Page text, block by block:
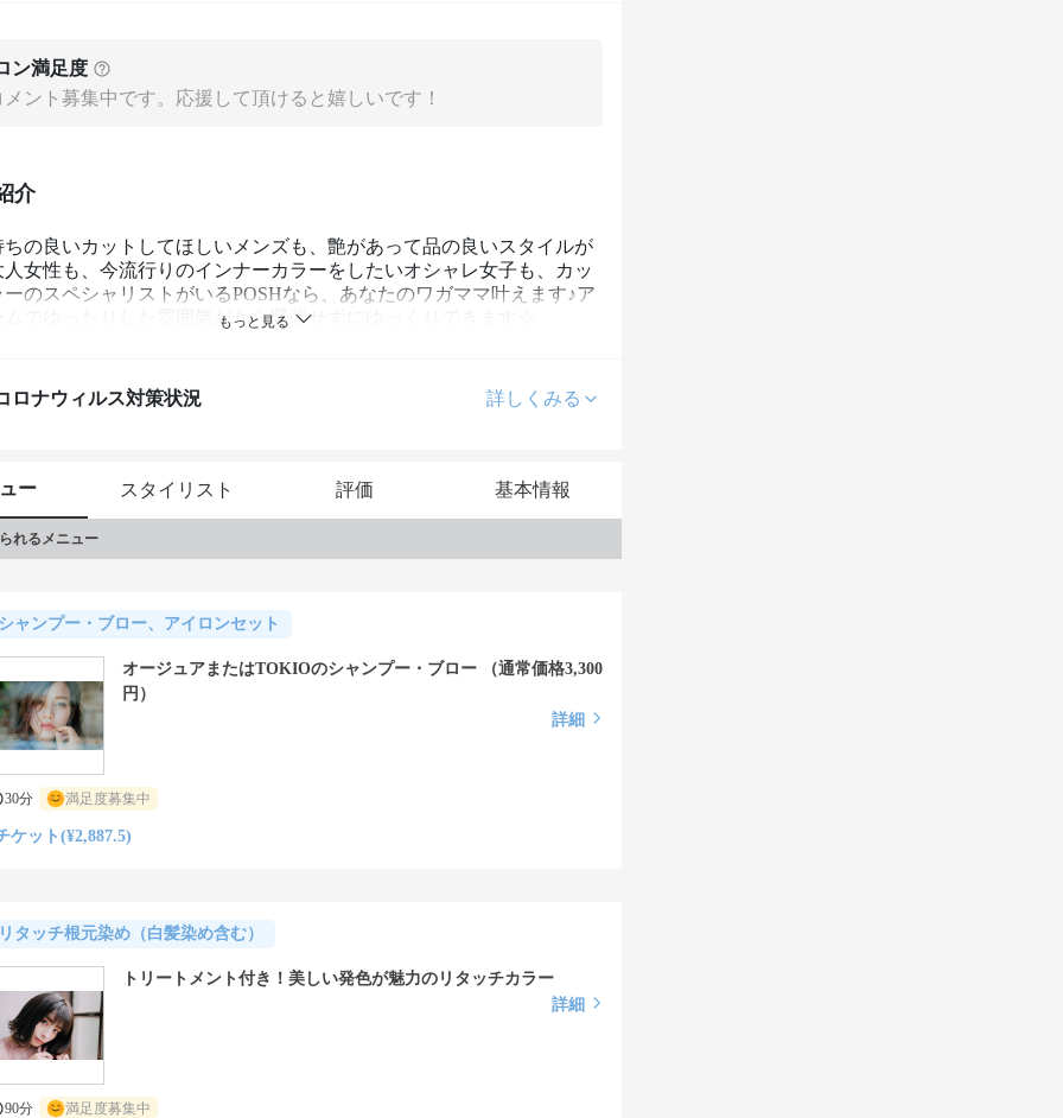
ン満足度
ント募集中です。応援して頂けると嬉しいです！
介
ちの良いカットしてほしいメンズも、艶があって品の良いスタイルが
女性も、今流行りのインナーカラーをしたいオシャレ女子も、カッ
のスペシャリストがいるPOSHなら、あなたのワガママ叶えます♪ア
でゆったりした雰囲気だから緊張せずにゆっくりできます☆
ロナウィルス対策状況 詳しくみる
ー スタイリスト 評価 基本情報
れるメニュー
ャンプー・ブロー、アイロンセット
オージュアまたはTOKIOのシャンプー・ブロー （通常価格3,300
円）
詳細
30分 満足度募集中
ケット(¥2,887.5)
タッチ根元染め（白髪染め含む）
トリートメント付き！美しい発色が魅力のリタッチカラー
詳細
90分 満足度募集中